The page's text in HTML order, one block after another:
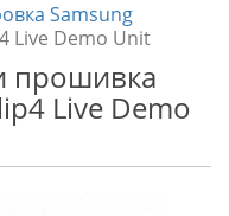
Samsung
Live Demo Unit
прошивка
Live Demo